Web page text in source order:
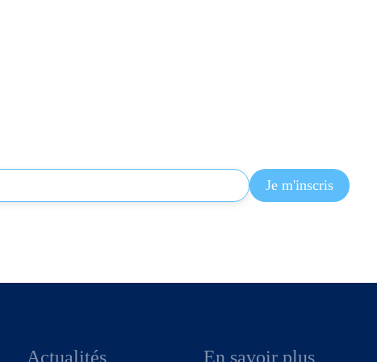
Actualités En savoir plus